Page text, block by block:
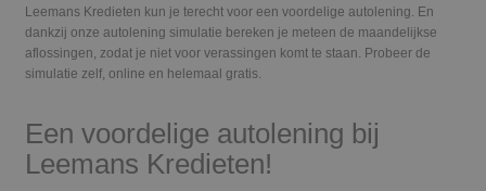
Leemans Kredieten kun je terecht voor een voordelige autolening. En
dankzij onze autolening simulatie bereken je meteen de maandelijkse
aflossingen, zodat je niet voor verassingen komt te staan. Probeer de
simulatie zelf, online en helemaal gratis.
Een voordelige autolening bij
Leemans Kredieten!